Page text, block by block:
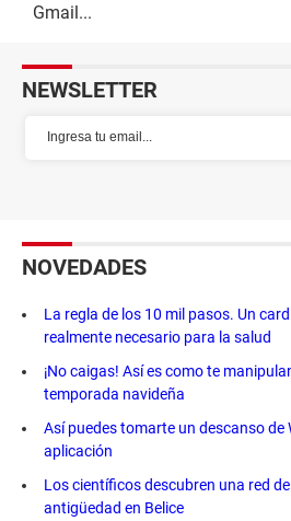
Gmail...
NEWSLETTER
NOVEDADES
La regla de los 10 mil pasos. Un
realmente necesario para la salud
¡No caigas! Así es como te
temporada navideña
Así puedes tomarte un descanso de
aplicación
Los científicos descubren una red
antigüedad en Belice